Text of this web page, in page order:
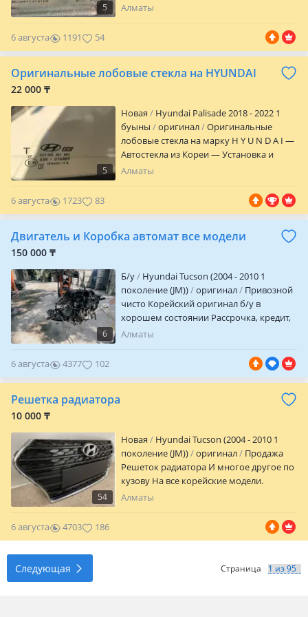
5
продажа, отправка к другим регионам,
форточки, задние стеклы на все марки
авто и на грузовые машины и спец
техники, есть в наличии оригинальные
стеклы, антиблики и дубликаты
Пишите чтобы узнать цену!
Алматы
6 августа 1191 54
Оригинальные лобовые стекла на HYUNDAI
22 000 ₸
5
Новая
Hyundai Palisade 2018 - 2022 1
буыны
оригинал
Оригинальные
лобовые стекла на марку H Y U N D A I —
Автостекла из Кореи — Установка и
продажа на все марки авто — Доставка
наличии атермальные, тонированные и
бронированные стекла — Задние и
довольных клиентов — Есть опция
Алматы
6 августа 1723 83
Двигатель и Коробка автомат все модели
150 000 ₸
6
Б/y
Hyundai Tucson (2004 - 2010 1
поколение (JM))
оригинал
Привозной
чисто Корейский оригинал б/у в
хорошем состоянии Рассрочка, кредит,
ред есть Адрес Райымбека 540/1
механика, робот, гибрид Гур, генератор
компрессор кондиционера, катушка,
ТНВД. В наличии
Алматы
6 августа 4377 102
Решетка радиатора
10 000 ₸
54
Новая
Hyundai Tucson (2004 - 2010 1
поколение (JM))
оригинал
Продажа
Решеток радиатора И многое другое по
кузову На все корейские модели.
Производство ОРИГИНАЛ, ТАЙВАНЬ,
ОТЛИЧНОЕ. По зазорам подходит
отлично. Гарантия Качество. По ценам
доставка по городу и регионам платная.
Оплата наличными, Gold, RED
Алматы
6 августа 4703 186
Следующая Страница